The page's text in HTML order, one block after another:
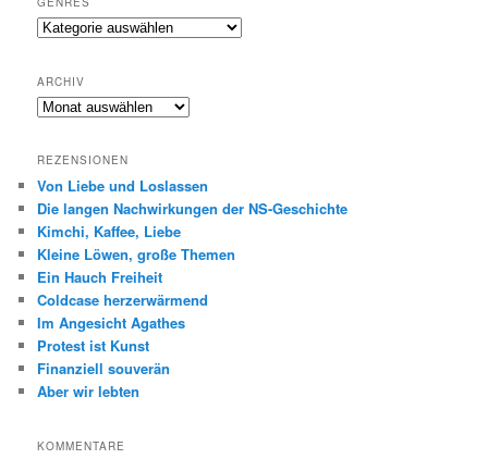
Genres
ARCHIV
Archiv
REZENSIONEN
Von Liebe und Loslassen
Die langen Nachwirkungen der NS-Geschichte
Kimchi, Kaffee, Liebe
Kleine Löwen, große Themen
Ein Hauch Freiheit
Coldcase herzerwärmend
Im Angesicht Agathes
Protest ist Kunst
Finanziell souverän
Aber wir lebten
KOMMENTARE